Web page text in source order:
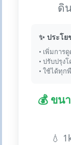
ดิ
✨ ประโ
• เพิ่มการ
• ปรับปรุง
• ใช้ได้ทุ
💰 ขน
💧